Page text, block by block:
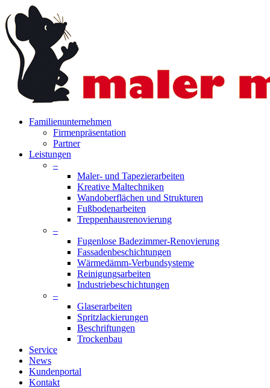
to
main
content
search
Menu
Familienunternehmen
Firmenpräsentation
Partner
Leistungen
–
Maler- und Tapezierarbeiten
Kreative Maltechniken
Wandoberflächen und Strukturen
Fußbodenarbeiten
Treppenhausrenovierung
–
Fugenlose Badezimmer-Renovierung
Fassadenbeschichtungen
Wärmedämm-Verbundsysteme
Reinigungsarbeiten
Industriebeschichtungen
–
Glaserarbeiten
Spritzlackierungen
Beschriftungen
Trockenbau
Service
News
Kundenportal
Kontakt